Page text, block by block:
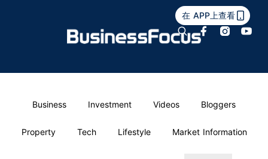
在 APP上查看
Business Investment Videos Bloggers
Property Tech Lifestyle Market Information